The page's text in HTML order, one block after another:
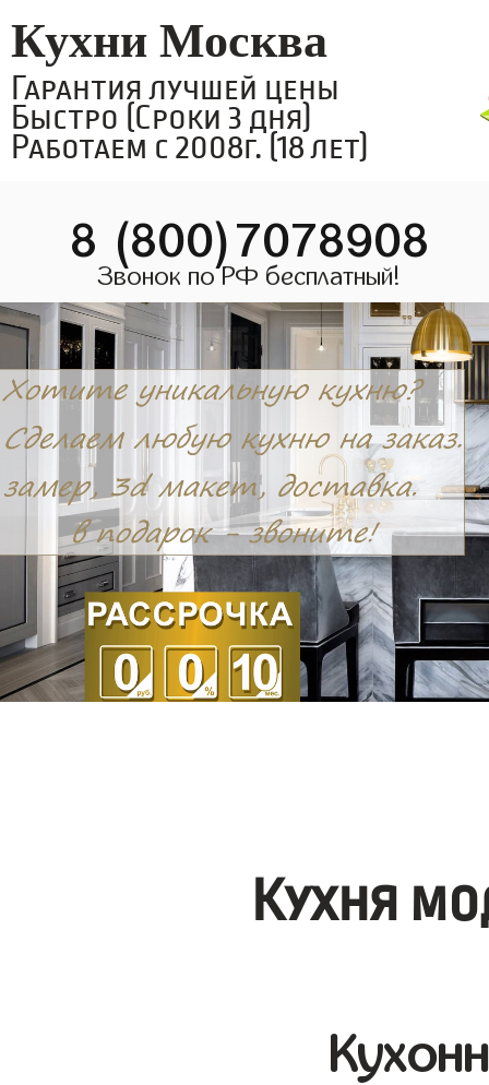
Кухни Москва
Гарантия лучшей цены
Быстро (Сроки 3 дня)
Работаем с 2008г. (18 лет)
8 (800)7078908
Звонок по РФ бесплатный!
Кухня